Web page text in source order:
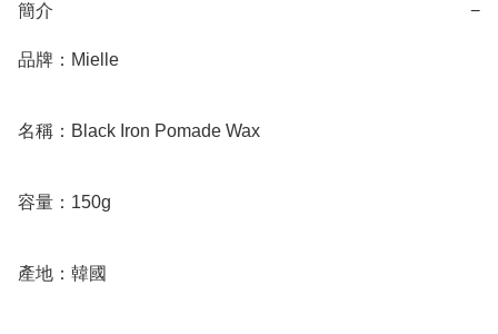
簡介 −
品牌：Mielle
名稱：Black Iron Pomade Wax
容量：150g
產地：韓國